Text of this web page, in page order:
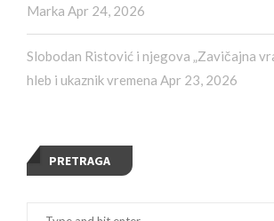
Marka Apr 24, 2026
Slobodan Ristović i njegova „Zavičajna
hleb i ukaznik vremena Apr 23, 2026
PRETRAGA